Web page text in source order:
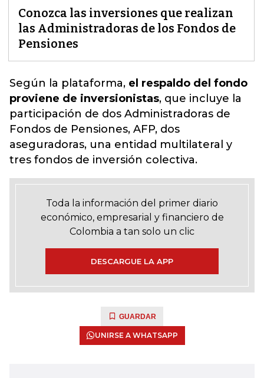
Conozca las inversiones que realizan
las Administradoras de los Fondos de
Pensiones
Según la plataforma, el respaldo del fondo
proviene de inversionistas, que incluye la
participación de dos Administradoras de
Fondos de Pensiones, AFP, dos
aseguradoras, una entidad multilateral y
tres fondos de inversión colectiva.
Toda la información del primer diario
económico, empresarial y financiero de
Colombia a tan solo un clic
DESCARGUE LA APP
GUARDAR
UNIRSE A WHATSAPP